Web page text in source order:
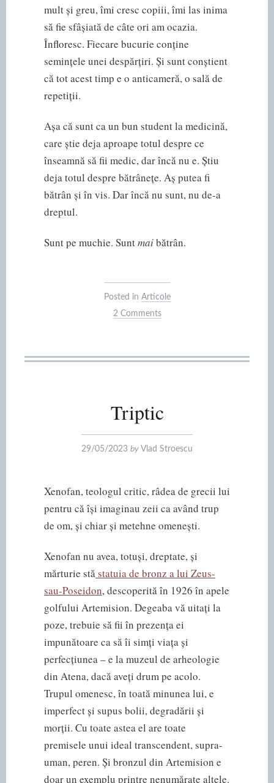
mult și greu, îmi cresc copiii, îmi las inima
să fie sfâșiată de câte ori am ocazia.
Înfloresc. Fiecare bucurie conține
semințele unei despărțiri. Și sunt conștient
că tot acest timp e o anticameră, o sală de
repetiții.
Așa că sunt ca un bun student la medicină,
care știe deja aproape totul despre ce
înseamnă să fii medic, dar încă nu e. Știu
deja totul despre bătrânețe. Aș putea fi
bătrân și în vis. Dar încă nu sunt, nu de-a
dreptul.
Sunt pe muchie. Suntmaibătrân.
Posted in Articole
2 Comments
Triptic
29/05/2023 by Vlad Stroescu
Xenofan, teologul critic, râdea de grecii lui
pentru că își imaginau zeii ca având trup
de om, și chiar și metehne omenești.
Xenofan nu avea, totuși, dreptate, și
mărturie stă statuia de bronz a lui Zeus-
sau-Poseidon, descoperită în 1926 în apele
golfului Artemision. Degeaba vă uitați la
poze, trebuie să fii în prezența ei
impunătoare ca să îi simți viața și
perfecțiunea – e la muzeul de arheologie
din Atena, dacă aveți drum pe acolo.
Trupul omenesc, în toată minunea lui, e
imperfect și supus bolii, degradării și
morții. Cu toate astea el are toate
premisele unui ideal transcendent, supra-
uman, peren. Și bronzul din Artemision e
doar un exemplu printre nenumărate altele.